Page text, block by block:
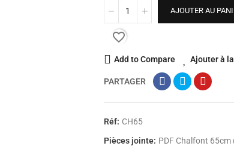
AJOUTER AU
favorite_border
Add to Compare Ajouter à
PARTAGER
Réf: CH65
Pièces jointe: PDF Chalfont 65cm